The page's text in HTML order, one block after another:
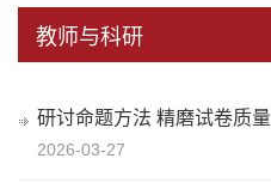
教师与科研
研讨命题方法 精磨试卷质量
2026-03-27